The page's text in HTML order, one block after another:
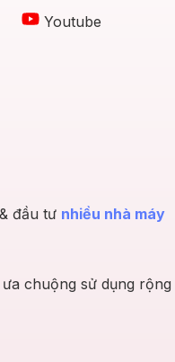
Youtube
đầu tư nhiều nhà máy
chuộng sử dụng rộng